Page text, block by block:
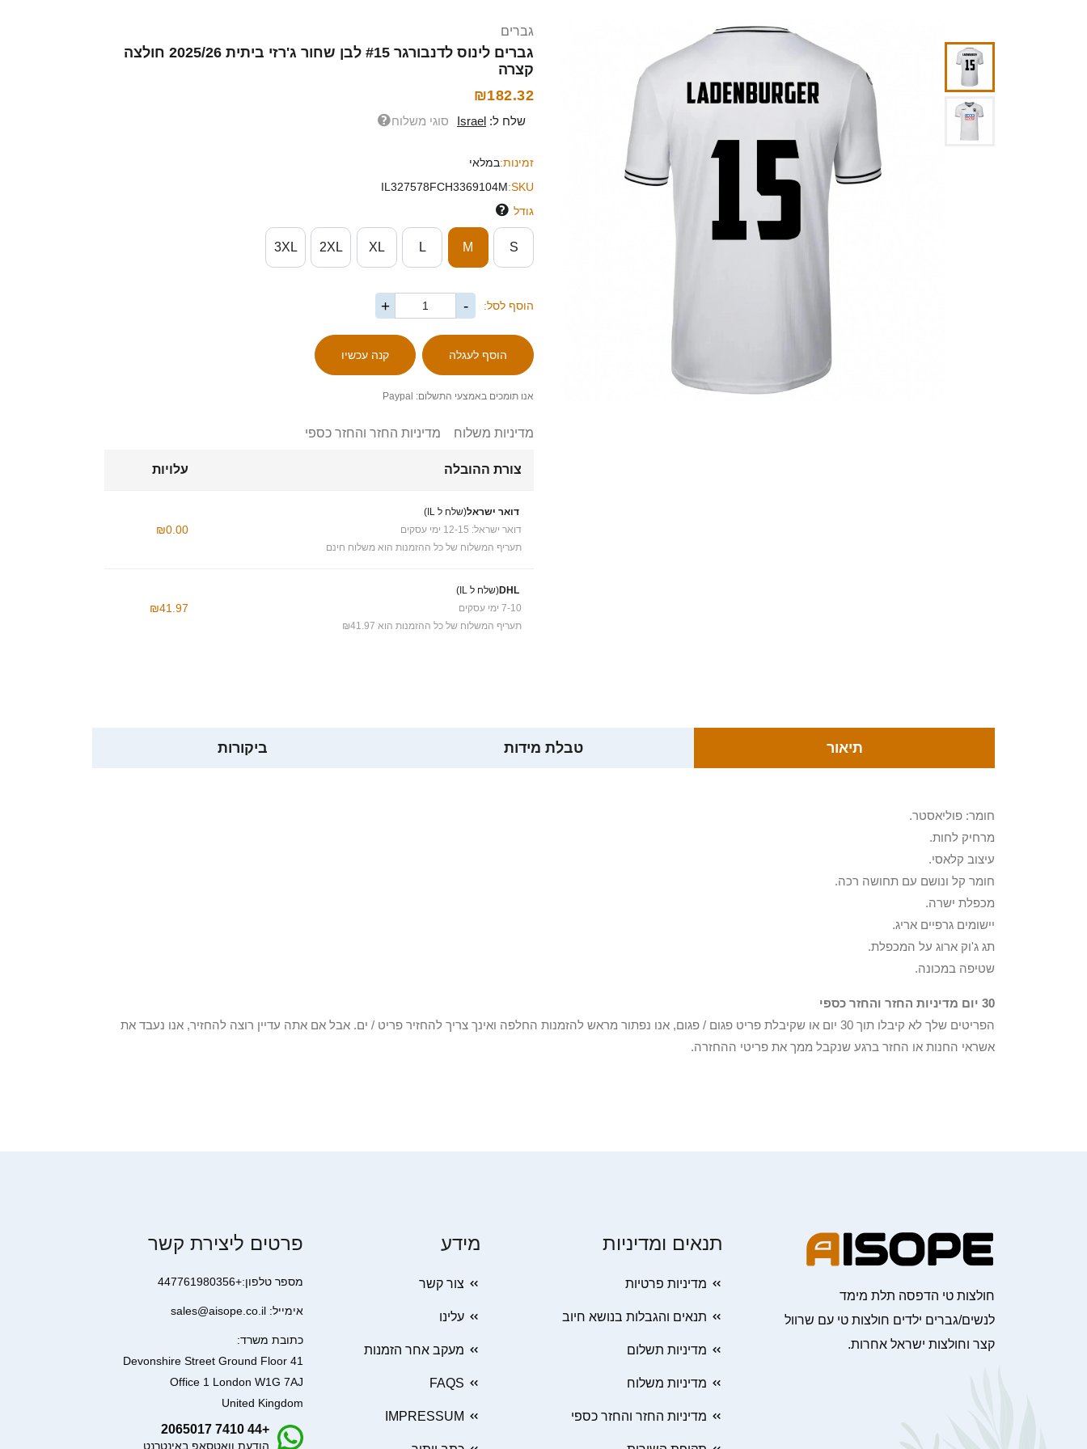
גברים
גברים לינוס לדנבורגר #15 לבן שחור ג'רזי ביתית 2025/26 חולצה
קצרה
₪182.32
שלח ל: Israel סוגי משלוח
זמינות:במלאי
SKU:
IL327578FCH3369104M
גודל
S
M
L
XL
2XL
3XL
הוסף לסל: -
+
אנו תומכים באמצעי התשלום: Paypal
מדיניות משלוח מדיניות החזר והחזר כספי
צורת ההובלה עלויות
דואר ישראל(שלח ל IL)
דואר ישראל: 12-15 ימי עסקים
תעריף המשלוח של כל ההזמנות הוא משלוח חינם
₪0.00
DHL(שלח ל IL)
7-10 ימי עסקים
תעריף המשלוח של כל ההזמנות הוא ₪41.97
₪41.97
תיאור טבלת מידות ביקורות
חומר: פוליאסטר.
מרחיק לחות.
עיצוב קלאסי.
חומר קל ונושם עם תחושה רכה.
מכפלת ישרה.
יישומים גרפיים אריג.
תג ג'וק ארוג על המכפלת.
שטיפה במכונה.
30 יום מדיניות החזר והחזר כספי
הפריטים שלך לא קיבלו תוך 30 יום או שקיבלת פריט פגום / פגום, אנו נפתור מראש להזמנות החלפה ואינך צריך להחזיר פריט / ים. אבל אם אתה עדיין רוצה להחזיר, אנו נעבד את
אשראי החנות או החזר ברגע שנקבל ממך את פריטי ההחזרה.
חולצות טי הדפסה תלת מימד
לנשים/גברים ילדים חולצות טי עם שרוול
קצר וחולצות ישראל אחרות.
תנאים ומדיניות
מדיניות פרטיות
תנאים והגבלות בנושא חיוב
מדיניות תשלום
מדיניות משלוח
מדיניות החזר והחזר כספי
מידע
צור קשר
עלינו
מעקב אחר הזמנות
FAQS
IMPRESSUM
פרטים ליצירת קשר
מספר טלפון:+447761980356
אימייל: sales@aisope.co.il
כתובת משרד:
41 Devonshire Street Ground Floor
Office 1 London W1G 7AJ
United Kingdom
+44 7410 2065017
הודעת וואטסאפ באינטרנט